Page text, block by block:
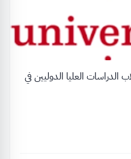
العليا الدوليين في